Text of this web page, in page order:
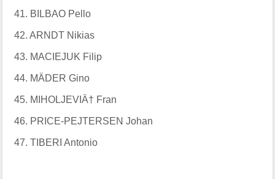
41. BILBAO Pello
42. ARNDT Nikias
43. MACIEJUK Filip
44. MÄDER Gino
45. MIHOLJEVIÄ† Fran
46. PRICE-PEJTERSEN Johan
47. TIBERI Antonio